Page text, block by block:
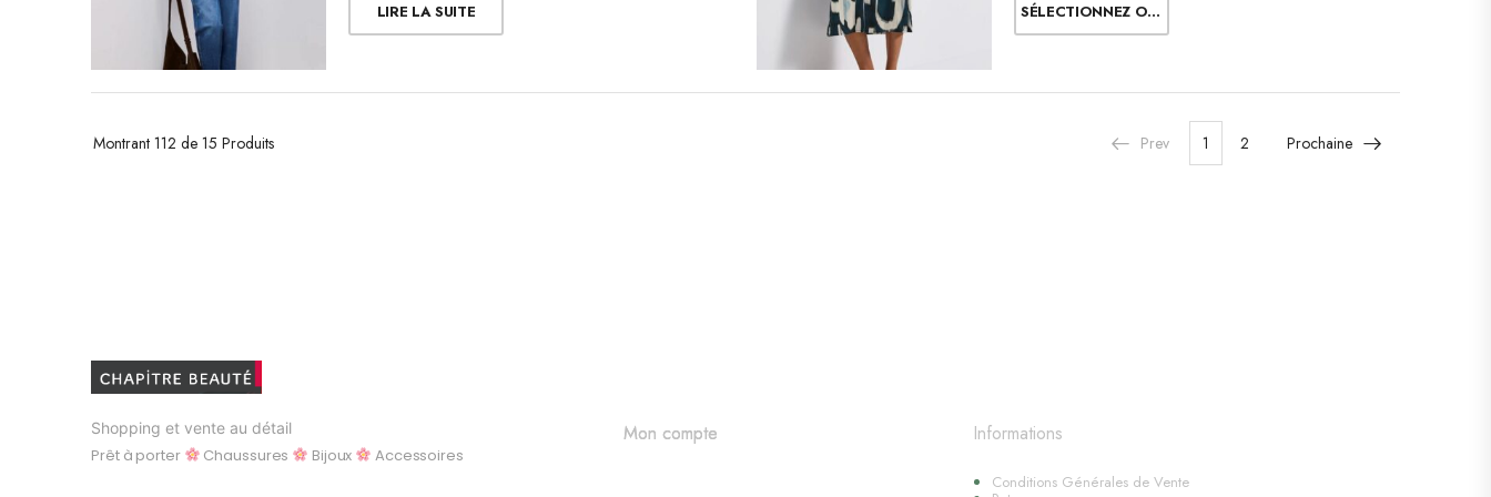
LIRE LA SUITE SÉLECTIONNEZ OPTIONS
Montrant 112 de 15 Produits Prev 1 2 Prochaine
Shopping et vente au détail
Prêt à porter Chaussures Bijoux Accessoires
Mon compte Informations
Conditions Générales de Vente